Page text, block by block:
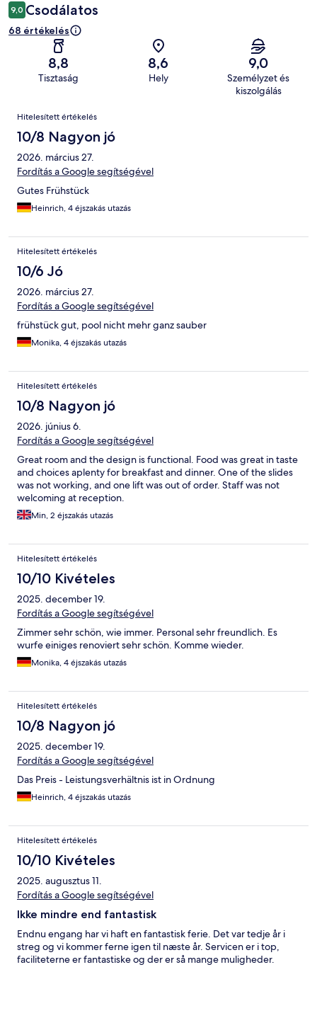
9,0 Csodálatos
68 értékelés
8,8
Tisztaság
8,6
Hely
9,0
Személyzet és
kiszolgálás
Értékelések
Hitelesített értékelés
10/8 Nagyon jó
2026. március 27.
Fordítás a Google segítségével
Gutes Frühstück
Heinrich, 4 éjszakás utazás
Hitelesített értékelés
10/6 Jó
2026. március 27.
Fordítás a Google segítségével
frühstück gut, pool nicht mehr ganz sauber
Monika, 4 éjszakás utazás
Hitelesített értékelés
10/8 Nagyon jó
2026. június 6.
Fordítás a Google segítségével
Great room and the design is functional. Food was great in taste
and choices aplenty for breakfast and dinner. One of the slides
was not working, and one lift was out of order. Staff was not
welcoming at reception.
Min, 2 éjszakás utazás
Hitelesített értékelés
10/10 Kivételes
2025. december 19.
Fordítás a Google segítségével
Zimmer sehr schön, wie immer. Personal sehr freundlich. Es
wurfe einiges renoviert sehr schön. Komme wieder.
Monika, 4 éjszakás utazás
Hitelesített értékelés
10/8 Nagyon jó
2025. december 19.
Fordítás a Google segítségével
Das Preis - Leistungsverhältnis ist in Ordnung
Heinrich, 4 éjszakás utazás
Hitelesített értékelés
10/10 Kivételes
2025. augusztus 11.
Fordítás a Google segítségével
Ikke mindre end fantastisk
Endnu engang har vi haft en fantastisk ferie. Det var tedje år i
streg og vi kommer ferne igen til næste år. Servicen er i top,
faciliteterne er fantastiske og der er så mange muligheder.